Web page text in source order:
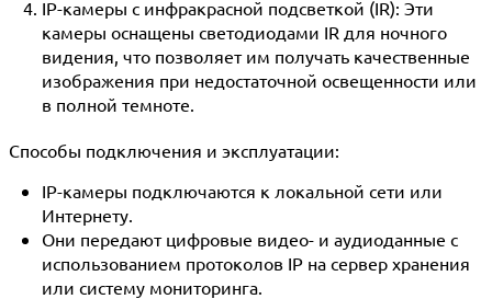
IP-камеры с инфракрасной подсветкой (IR): Эти
камеры оснащены светодиодами IR для ночного
видения, что позволяет им получать качественные
изображения при недостаточной освещенности или
в полной темноте.
Способы подключения и эксплуатации:
IP-камеры подключаются к локальной сети или
Интернету.
Они передают цифровые видео- и аудиоданные с
использованием протоколов IP на сервер хранения
или систему мониторинга.